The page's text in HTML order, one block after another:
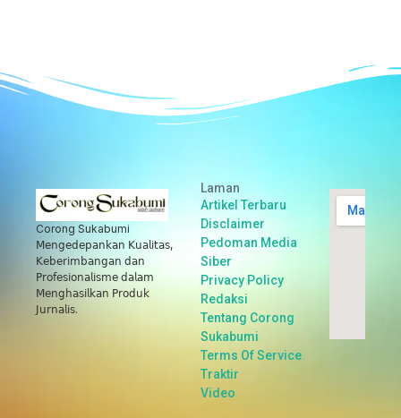
Corong Sukabumi
𝖬𝖾𝗇𝗀𝖾𝖽𝖾𝗉𝖺𝗇𝗄𝖺𝗇 𝖪𝗎𝖺𝗅𝗂𝗍𝖺𝗌,
𝖪𝖾𝖻𝖾𝗋𝗂𝗆𝖻𝖺𝗇𝗀𝖺𝗇 𝖽𝖺𝗇
𝖯𝗋𝗈𝖿𝖾𝗌𝗂𝗈𝗇𝖺𝗅𝗂𝗌𝗆𝖾 𝖽𝖺𝗅𝖺𝗆
𝖬𝖾𝗇𝗀𝗁𝖺𝗌𝗂𝗅𝗄𝖺𝗇 𝖯𝗋𝗈𝖽𝗎𝗄
𝖩𝗎𝗋𝗇𝖺𝗅𝗂𝗌.
Laman
Artikel Terbaru
Disclaimer
Pedoman Media
Siber
Privacy Policy
Redaksi
Tentang Corong
Sukabumi
Terms Of Service
Traktir
Video